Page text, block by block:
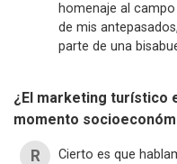
homenaje al
de mis
parte de una
¿El marketing turístico
momento
Cierto es que